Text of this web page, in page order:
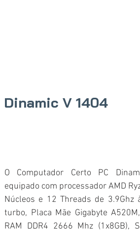
V 1404
O Computador Certo PC
equipado com processador AMD
Núcleos e 12 Threads de 3.9Ghz
turbo, Placa Mãe Gigabyte
RAM DDR4 2666 Mhz (1x8GB),